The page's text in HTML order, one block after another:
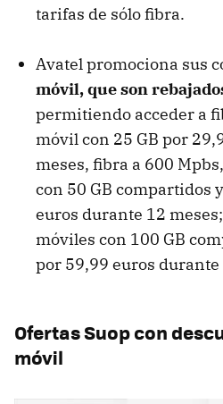
tarifas de sólo fibra.
Avatel promociona sus
móvil, que son
permitiendo acceder a
móvil con 25 GB por
meses, fibra a 600
con 50 GB compartidos y
euros durante 12
móviles con 100 GB
por 59,99 euros durante
Ofertas Suop con
móvil